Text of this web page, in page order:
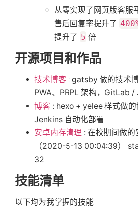
从零实现了网页版客服
售后回复率提升了
提升了 5 倍
开源项目和作品
技术博客 : gatsby 做的技术
PWA、PRPL 架构，GitLab
博客 : hexo + yelee 样式做
Jenkins 自动化部署
安卓内存清理 : 在校期间做的
（2020-5-13 00:04:39）
32
技能清单
以下均为我掌握的技能